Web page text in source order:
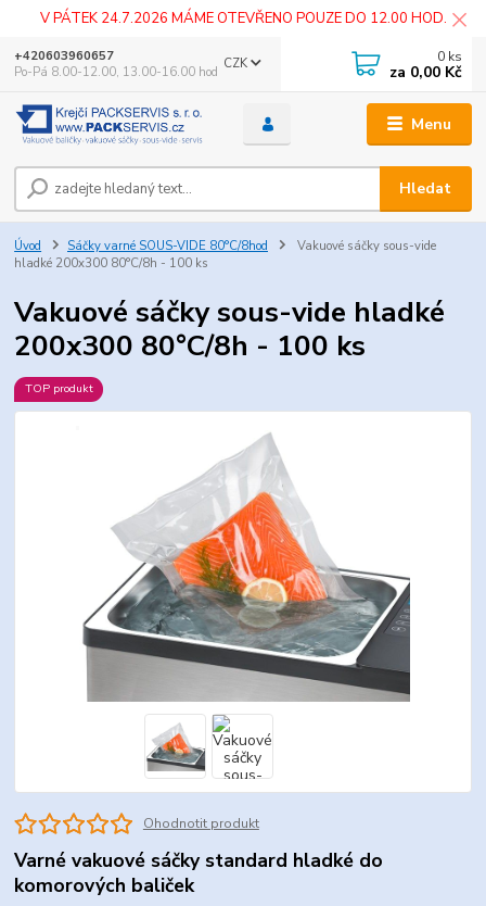
V PÁTEK 24.7.2026 MÁME OTEVŘENO POUZE DO 12.00 HOD.
Menu
CZK
Hledat
+420603960657
Po-Pá 8.00-12.00, 13.00-16.00 hod
0 ks
za 0,00 Kč
Úvod Sáčky varné SOUS-VIDE 80°C/8hod
Vakuové sáčky sous-vide
hladké 200x300 80°C/8h - 100 ks
Vakuové sáčky sous-vide hladké
200x300 80°C/8h - 100 ks
TOP produkt
Ohodnotit produkt
Varné vakuové sáčky standard hladké do
komorových baliček